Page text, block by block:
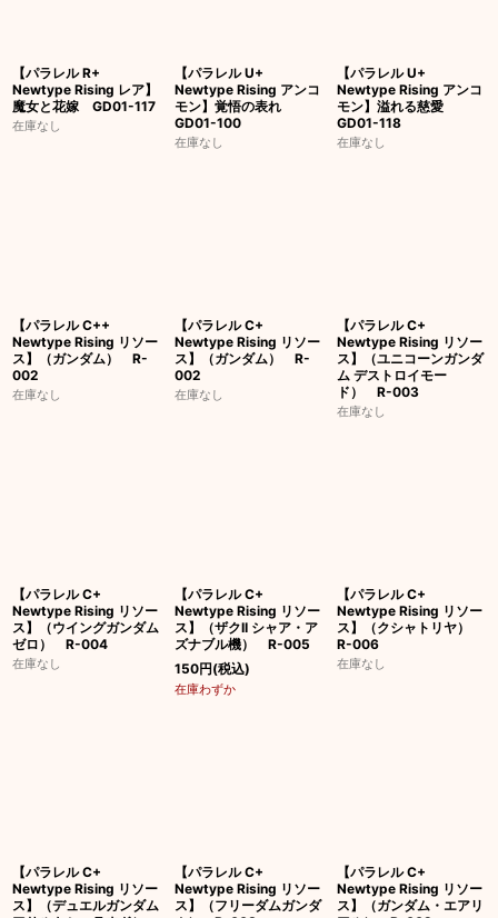
【パラレル R+
Newtype Rising レア】
魔女と花嫁 GD01-117
在庫なし
【パラレル U+
Newtype Rising アンコ
モン】覚悟の表れ
GD01-100
在庫なし
【パラレル U+
Newtype Rising アンコ
モン】溢れる慈愛
GD01-118
在庫なし
【パラレル C++
Newtype Rising リソー
ス】（ガンダム） R-
002
在庫なし
【パラレル C+
Newtype Rising リソー
ス】（ガンダム） R-
002
在庫なし
【パラレル C+
Newtype Rising リソー
ス】（ユニコーンガンダ
ム デストロイモー
ド） R-003
在庫なし
【パラレル C+
Newtype Rising リソー
ス】（ウイングガンダム
ゼロ） R-004
在庫なし
【パラレル C+
Newtype Rising リソー
ス】（ザクII シャア・ア
ズナブル機） R-005
150円(税込)
在庫わずか
【パラレル C+
Newtype Rising リソー
ス】（クシャトリヤ）
R-006
在庫なし
【パラレル C+
Newtype Rising リソー
ス】（デュエルガンダム
【パラレル C+
Newtype Rising リソー
ス】（フリーダムガンダ
【パラレル C+
Newtype Rising リソー
ス】（ガンダム・エアリ